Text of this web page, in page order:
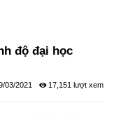
độ đại học
03/2021 remove_red_eye 17,151